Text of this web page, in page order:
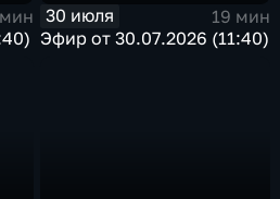
30 июля
19 мин
Эфир от 30.07.2026 (11:40)